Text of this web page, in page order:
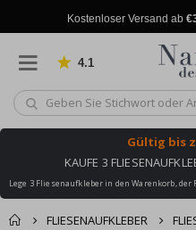
Kostenloser Versand ab
4.1 von 1030
Gültig bis
KAUFE 3
Lege 3 Fliesenaufkleber in den Warenkorb,
FLIESENAUFKLEBER